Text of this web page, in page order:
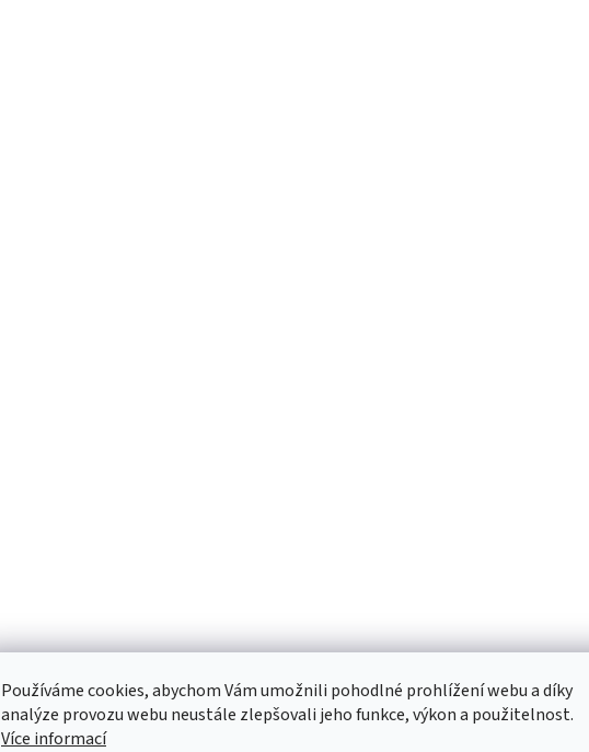
Používáme cookies, abychom Vám umožnili pohodlné prohlížení webu a díky
analýze provozu webu neustále zlepšovali jeho funkce, výkon a použitelnost.
Více informací